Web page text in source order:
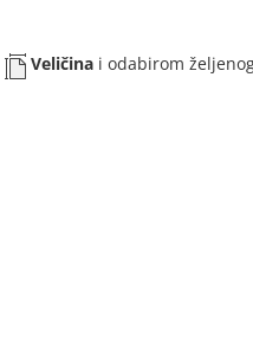
Veličina i odabirom